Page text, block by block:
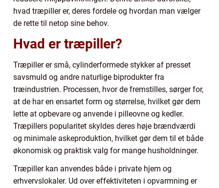
hvad træpiller er, deres fordele og hvordan man vælger
de rette til netop sine behov.
Hvad er træpiller?
Træpiller er små, cylinderformede stykker af presset
savsmuld og andre naturlige biprodukter fra
træindustrien. Processen, hvor de fremstilles, sørger for,
at de har en ensartet form og størrelse, hvilket gør dem
lette at opbevare og anvende i pilleovne og kedler.
Træpillers popularitet skyldes deres høje brændværdi
og minimale askeproduktion, hvilket gør dem til et både
økonomisk og praktisk valg for mange husholdninger.
Træpiller kan anvendes både i private hjem og
erhvervslokaler. Ud over effektiviteten i opvarmning er